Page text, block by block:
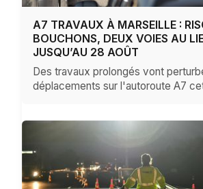
A7 TRAVAUX À MARSEILLE :
BOUCHONS, DEUX VOIES AU
JUSQU’AU 28 AOÛT
Des travaux prolongés vont
déplacements sur l'autoroute A7